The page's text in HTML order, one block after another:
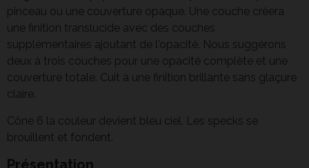
pinceau ou une couverture opaque. Une couche créera
une finition translucide avec des couches
supplémentaires ajoutant de l'opacité. Nous suggérons
deux à trois couches pour une opacité complète et une
couverture totale. Cuit à une finition brillante sans glaçure
claire.
Cône 6 la couleur devient bleu ciel. Les specks se
brouillent et fondent.
Présentation